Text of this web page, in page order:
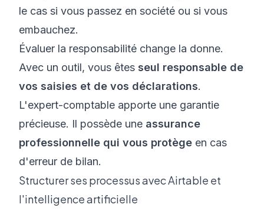
le cas si vous passez en société ou si vous
embauchez.
Évaluer la responsabilité change la donne.
Avec un outil, vous êtes seul responsable de
vos saisies et de vos déclarations.
L'expert-comptable apporte une garantie
précieuse. Il possède une assurance
professionnelle qui vous protège en cas
d'erreur de bilan.
Structurer ses processus avec Airtable et
l'intelligence artificielle